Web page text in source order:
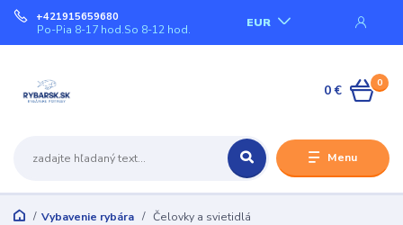
Menu
EUR
+421915659680
Po-Pia 8-17 hod.So 8-12 hod.
0
0 €
Vybavenie rybára Čelovky a svietidlá